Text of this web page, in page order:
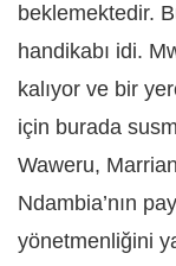
beklemektedir.
handikabı idi.
kalıyor ve bir
için burada
Waweru,
Ndambia’nın
yönetmenliğini